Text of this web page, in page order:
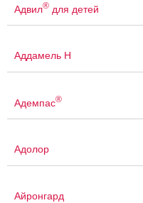
Адвил® для детей
Аддамель Н
Адемпас®
Адолор
Айронгард